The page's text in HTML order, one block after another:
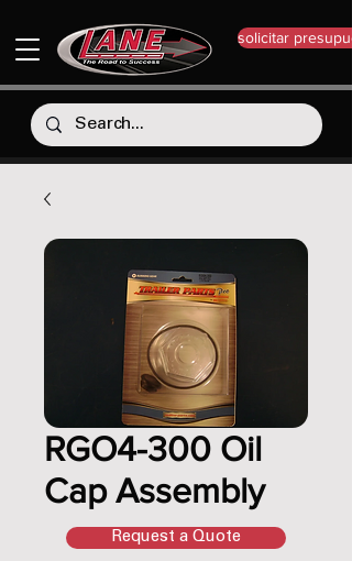
solicitar
RGO4-300 Oil
Cap Assembly
Request a Quote